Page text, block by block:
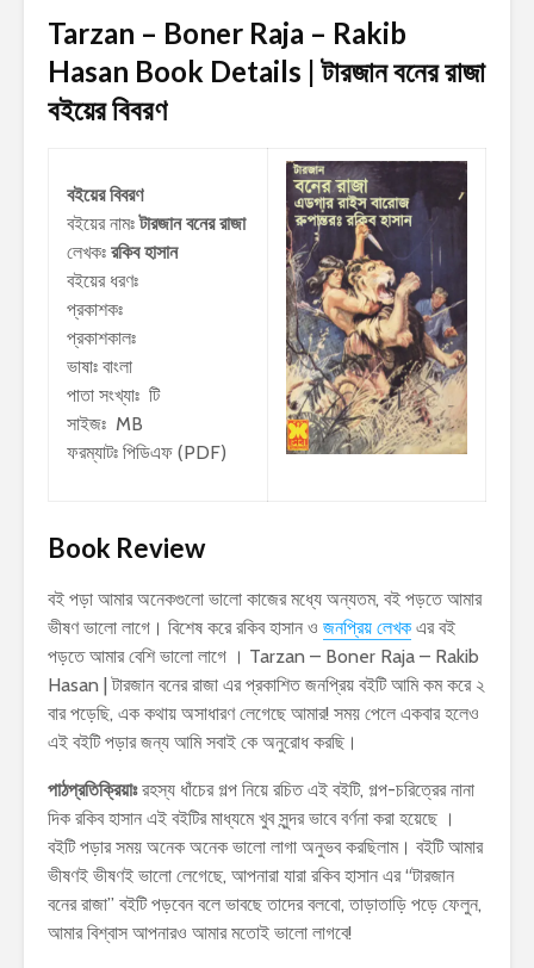
Tarzan – Boner Raja – Rakib
Hasan Book Details | টারজান বনের রাজা
বইয়ের বিবরণ
বইয়ের বিবরণ
বইয়ের নামঃটারজান বনের রাজা
লেখকঃ রকিব হাসান
বইয়ের ধরণঃ
প্রকাশকঃ
প্রকাশকালঃ
ভাষাঃ বাংলা
পাতা সংখ্যাঃ টি
সাইজঃ MB
ফরম্যাটঃ পিডিএফ (PDF)
Book Review
বই পড়া আমার অনেকগুলো ভালো কাজের মধ্যে অন্যতম, বই পড়তে আমার
ভীষণ ভালো লাগে। বিশেষ করে রকিব হাসান ও জনপ্রিয় লেখক এর বই
পড়তে আমার বেশি ভালো লাগে । Tarzan – Boner Raja – Rakib
Hasan | টারজান বনের রাজা এর প্রকাশিত জনপ্রিয় বইটি আমি কম করে ২
বার পড়েছি, এক কথায় অসাধারণ লেগেছে আমার! সময় পেলে একবার হলেও
এই বইটি পড়ার জন্য আমি সবাই কে অনুরোধ করছি।
পাঠপ্রতিক্রিয়াঃরহস্য ধাঁচের গল্প নিয়ে রচিত এই বইটি, গল্প-চরিত্রের নানা
দিক রকিব হাসান এই বইটির মাধ্যমে খুব সুন্দর ভাবে বর্ণনা করা হয়েছে ।
বইটি পড়ার সময় অনেক অনেক ভালো লাগা অনুভব করছিলাম। বইটি আমার
ভীষণই ভীষণই ভালো লেগেছে, আপনারা যারা রকিব হাসান এর “টারজান
বনের রাজা” বইটি পড়বেন বলে ভাবছে তাদের বলবো, তাড়াতাড়ি পড়ে ফেলুন,
আমার বিশ্বাস আপনারও আমার মতোই ভালো লাগবে!